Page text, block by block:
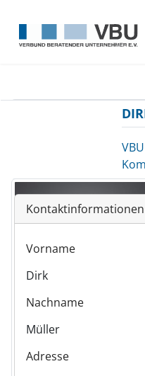
Kontaktinformationen
Vorname
Dirk
Nachname
Müller
Adresse